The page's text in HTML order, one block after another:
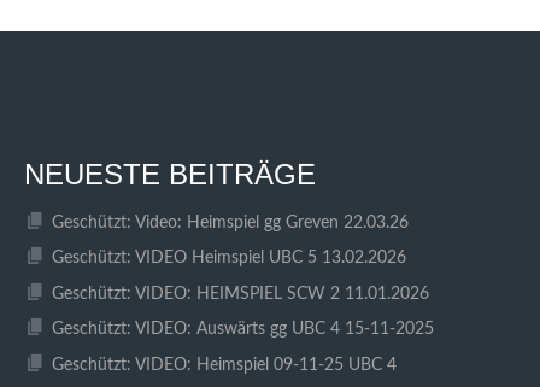
NEUESTE BEITRÄGE
Geschützt: Video: Heimspiel gg Greven 22.03.26
Geschützt: VIDEO Heimspiel UBC 5 13.02.2026
Geschützt: VIDEO: HEIMSPIEL SCW 2 11.01.2026
Geschützt: VIDEO: Auswärts gg UBC 4 15-11-2025
Geschützt: VIDEO: Heimspiel 09-11-25 UBC 4